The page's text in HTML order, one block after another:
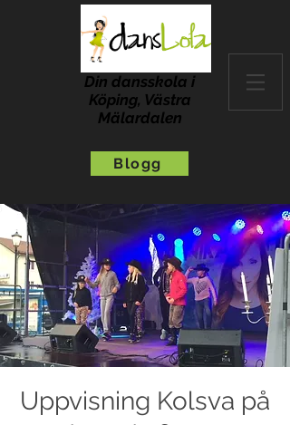
Din dansskola i
Köping, Västra
Mälardalen
Blogg
Uppvisning Kolsva på